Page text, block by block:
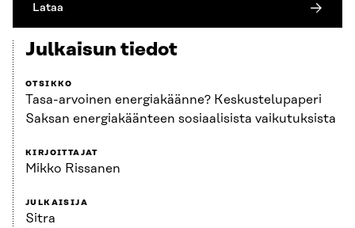
Lataa
Julkaisun tiedot
OTSIKKO
Tasa-arvoinen energiakäänne? Keskustelupaperi
Saksan energiakäänteen sosiaalisista vaikutuksista
KIRJOITTAJAT
Mikko Rissanen
JULKAISIJA
Sitra